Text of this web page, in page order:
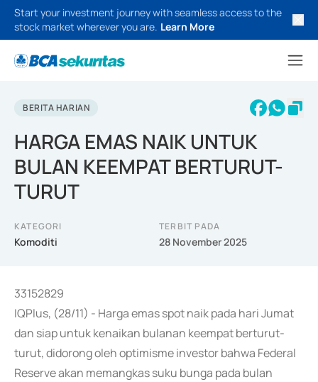
Start your investment journey with seamless access to the
stock market wherever you are. Learn More
BERITA HARIAN
HARGA EMAS NAIK UNTUK
BULAN KEEMPAT BERTURUT-
TURUT
KATEGORI
Komoditi
TERBIT PADA
28 November 2025
33152829
IQPlus, (28/11) - Harga emas spot naik pada hari Jumat
dan siap untuk kenaikan bulanan keempat berturut-
turut, didorong oleh optimisme investor bahwa Federal
Reserve akan memangkas suku bunga pada bulan